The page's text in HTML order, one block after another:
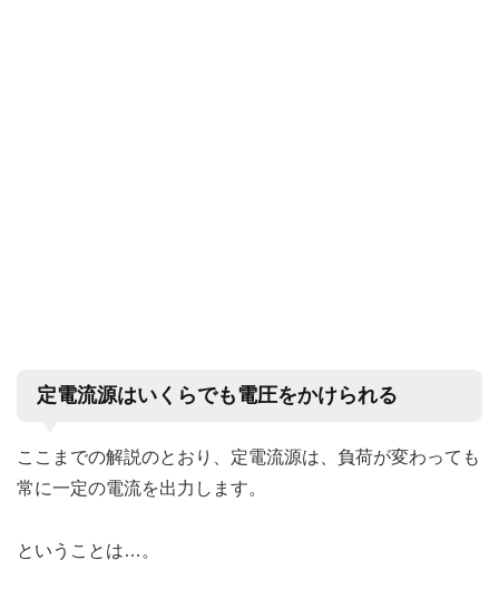
定電流源はいくらでも電圧をかけられる
ここまでの解説のとおり、定電流源は、負荷が変わっても
常に一定の電流を出力します。
ということは…。